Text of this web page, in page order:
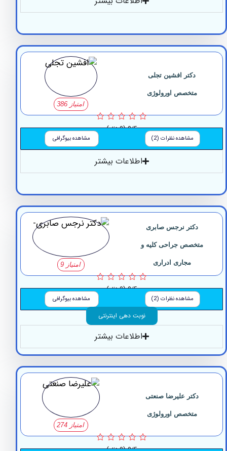
دکتر افشین تجلی
متخصص اورولوژی
0/5 (0 نظر)
مشاهده نظرات (2) مشاهده بیوگرافی
اطلاعات بیشتر
دکتر نرجس صابری
جراحی کلیه و
مجاری ادراری
0/5 (0 نظر)
مشاهده نظرات (2) مشاهده بیوگرافی
نوبت دهی اینترنتی
اطلاعات بیشتر
دکتر علیرضا صنعتی
متخصص اورولوژی